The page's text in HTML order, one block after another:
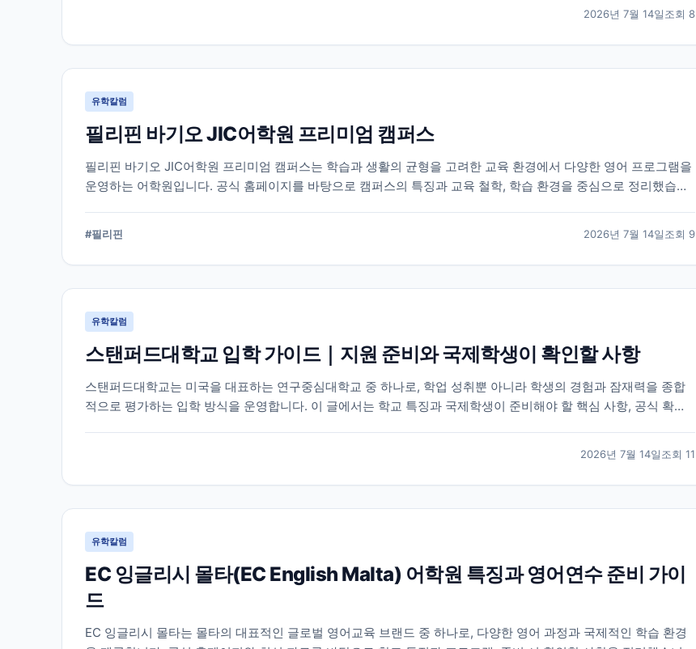
2026년 7월 14일조회 8
유학칼럼
필리핀 바기오 JIC어학원 프리미엄 캠퍼스
필리핀 바기오 JIC어학원 프리미엄 캠퍼스는 학습과 생활의 균형을 고려한 교육 환경에서 다양한 영어 프로그램을
운영하는 어학원입니다. 공식 홈페이지를 바탕으로 캠퍼스의 특징과 교육 철학, 학습 환경을 중심으로 정리했습니
#필리핀 2026년 7월 14일조회 9
유학칼럼
스탠퍼드대학교 입학 가이드｜지원 준비와 국제학생이 확인할 사항
스탠퍼드대학교는 미국을 대표하는 연구중심대학교 중 하나로, 학업 성취뿐 아니라 학생의 경험과 잠재력을 종합
적으로 평가하는 입학 방식을 운영합니다. 이 글에서는 학교 특징과 국제학생이 준비해야 할 핵심 사항, 공식 확인
2026년 7월 14일조회 11
유학칼럼
EC 잉글리시 몰타(EC English Malta) 어학원 특징과 영어연수 준비 가이
드
EC 잉글리시 몰타는 몰타의 대표적인 글로벌 영어교육 브랜드 중 하나로, 다양한 영어 과정과 국제적인 학습 환경